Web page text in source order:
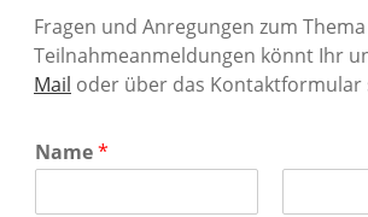
Fragen und Anregungen zum
Teilnahmeanmeldungen könnt Ihr
Mail oder über das Kontaktformular
Name*